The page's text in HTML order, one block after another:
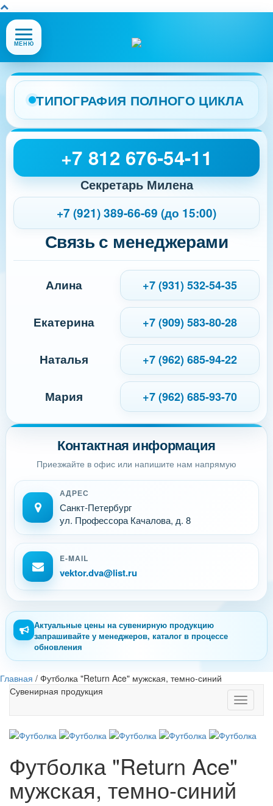
Открыть
или
меню
сайта
МЕНЮ
ТИПОГРАФИЯ ПОЛНОГО ЦИКЛА
Контактная информация
Приезжайте в офис или напишите нам напрямую
АДРЕС
Санкт-Петербург
ул. Профессора Качалова, д. 8
E-MAIL
vektor.dva@list.ru
+7 812 676-54-11
Секретарь Милена
+7 (921) 389-66-69 (до 15:00)
Связь с менеджерами
Алина +7 (931) 532-54-35
Екатерина +7 (909) 583-80-28
Наталья +7 (962) 685-94-22
Мария +7 (962) 685-93-70
Актуальные цены на сувенирную продукцию
запрашивайте у менеджеров, каталог в процессе
обновления
Главная / Футболка "Return Ace" мужская, темно-синий
Toggle
Сувенирная продукция
Футболка "Return Ace"
мужская, темно-синий